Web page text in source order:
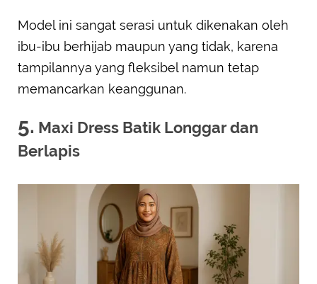
Model ini sangat serasi untuk dikenakan oleh
ibu-ibu berhijab maupun yang tidak, karena
tampilannya yang fleksibel namun tetap
memancarkan keanggunan.
5. Maxi Dress Batik Longgar dan
Berlapis